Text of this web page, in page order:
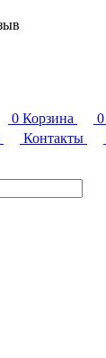
0 Корзина 0
Контакты